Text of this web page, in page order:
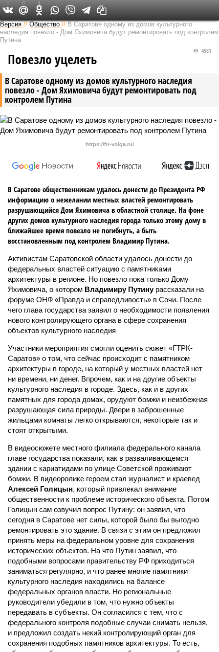
Версия в Саратове
Версия //Общество //В Саратове одному из домов культурного
наследия повезло - Дом Яхимовича будут ремонтировать под контролем
Путина
В Саратове одному из домов культурного наследия
повезло - Дом Яхимовича будут ремонтировать под
контролем Путина
4581
Повезло уцелеть
https://fn-volga.ru/
В Саратове общественникам удалось донести до Президента РФ
информацию о нежелании местных властей ремонтировать
разрушающийся Дом Яхимовича в областной столице. На фоне
других домов культурного наследия города только этому дому в
ближайшее время повезло не погибнуть, а быть
восстановленным под контролем Владимир Путина.
Активистам Саратовской области удалось донести до
федеральных властей ситуацию с памятниками
архитектуры в регионе. Но повезло пока только Дому
Яхимовича, о котором Владимиру Путинурассказали на
форуме ОНФ «Правда и справедливость» в Сочи. После
чего глава государства заявил о необходимости появления
нового контролирующего органа в сфере сохранения
объектов культурного наследия
Участники мероприятия смогли оценить сюжет «ГТРК-
Саратов» о том, что сейчас происходит с памятником
архитектуры в городе, на который у местных властей нет
ни времени, ни денег. Впрочем, как и на другие объекты
культурного наследия в городе. Здесь, как и в других
памятных для города домах, орудуют бомжи и неизбежная
разрушающая сила природы. Двери в заброшенные
жильцами комнаты легко открываются, некоторые так и
стоят открытыми.
В видеосюжете местного филиала федерального канала
главе государства показали, как в разваливающемся
здании с кариатидами по улице Советской проживают
бомжи. В видеоролике героем стал журналист и краевед
Алексей Голицын, который привлекал внимание
общественности к проблеме исторического объекта. Потом
Голицын сам озвучил вопрос Путину: он заявил, что
сегодня в Саратове нет силы, которой было бы выгодно
ремонтировать это здание. В связи с этим он предложил
принять меры на федеральном уровне для сохранения
исторических объектов. На что Путин заявил, что
подобными вопросами правительству РФ приходиться
заниматься регулярно, и что ранее многие памятники
культурного наследия находились на балансе
федеральных органов власти. Но региональные
руководители убедили в том, что нужно объекты
передавать в субъекты. Он согласился с тем, что с
федерального контроля подобные случаи снимать нельзя,
и предложил создать некий контролирующий орган для
сохранения подобных памятников архитектуры. То есть,
1 0 1